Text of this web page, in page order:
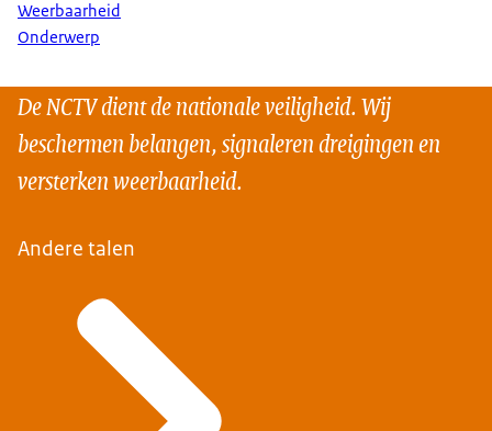
Weerbaarheid
Onderwerp
De NCTV dient de nationale veiligheid. Wij
beschermen belangen, signaleren dreigingen en
versterken weerbaarheid.
Andere talen